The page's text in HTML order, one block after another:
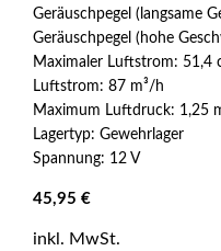
Geräuschpegel (langsame
Geräuschpegel (hohe
Maximaler Luftstrom: 51,4
Luftstrom: 87 m³/h
Maximum Luftdruck: 1,25
Lagertyp: Gewehrlager
Spannung: 12 V
45,95 €
inkl. MwSt.